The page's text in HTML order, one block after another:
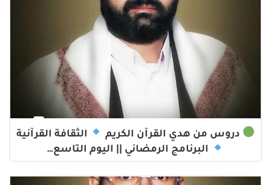
دروس من هدي القرآن الكريم
الثقافة القرآنية
البرنامج الرمضاني || اليوم التاسع…